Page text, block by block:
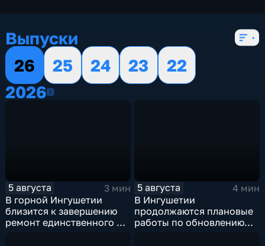
Выпуски
26
25 24 23
22
20262026
5 августа
3 мин
В горной Ингушетии
близится к завершению
ремонт единственного в
5 августа
4 мин
В Ингушетии
продолжаются плановые
работы по обновлению